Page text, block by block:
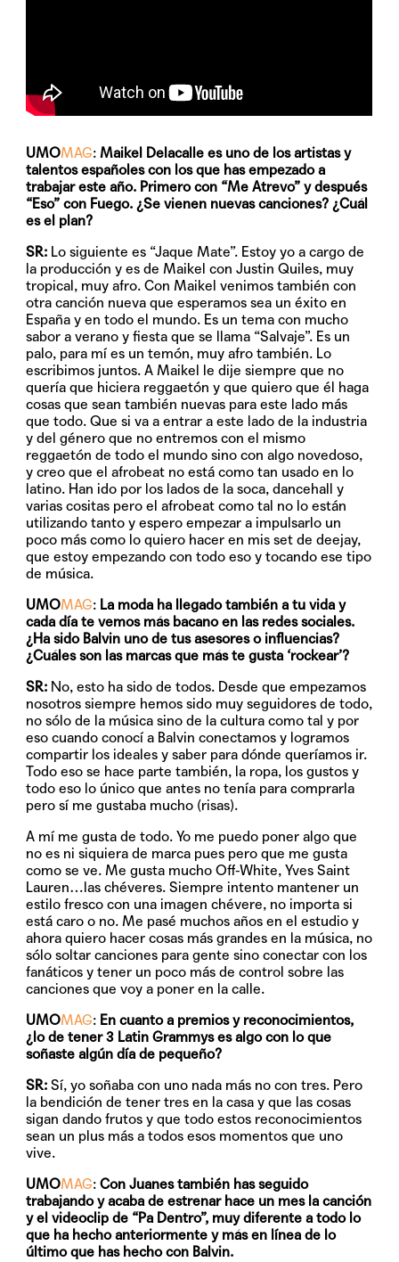
UMOMAG: Maikel Delacalle es uno de los artistas y
talentos españoles con los que has empezado a
trabajar este año. Primero con “Me Atrevo” y después
“Eso” con Fuego. ¿Se vienen nuevas canciones? ¿Cuál
es el plan?
SR: Lo siguiente es “Jaque Mate”. Estoy yo a cargo de
la producción y es de Maikel con Justin Quiles, muy
tropical, muy afro. Con Maikel venimos también con
otra canción nueva que esperamos sea un éxito en
España y en todo el mundo. Es un tema con mucho
sabor a verano y fiesta que se llama “Salvaje”. Es un
palo, para mí es un temón, muy afro también. Lo
escribimos juntos. A Maikel le dije siempre que no
quería que hiciera reggaetón y que quiero que él haga
cosas que sean también nuevas para este lado más
que todo. Que si va a entrar a este lado de la industria
y del género que no entremos con el mismo
reggaetón de todo el mundo sino con algo novedoso,
y creo que el afrobeat no está como tan usado en lo
latino. Han ido por los lados de la soca, dancehall y
varias cositas pero el afrobeat como tal no lo están
utilizando tanto y espero empezar a impulsarlo un
poco más como lo quiero hacer en mis set de deejay,
que estoy empezando con todo eso y tocando ese tipo
de música.
UMOMAG: La moda ha llegado también a tu vida y
cada día te vemos más bacano en las redes sociales.
¿Ha sido Balvin uno de tus asesores o influencias?
¿Cuáles son las marcas que más te gusta ‘rockear’?
SR: No, esto ha sido de todos. Desde que empezamos
nosotros siempre hemos sido muy seguidores de todo,
no sólo de la música sino de la cultura como tal y por
eso cuando conocí a Balvin conectamos y logramos
compartir los ideales y saber para dónde queríamos ir.
Todo eso se hace parte también, la ropa, los gustos y
todo eso lo único que antes no tenía para comprarla
pero sí me gustaba mucho (risas).
A mí me gusta de todo. Yo me puedo poner algo que
no es ni siquiera de marca pues pero que me gusta
como se ve. Me gusta mucho Off-White, Yves Saint
Lauren…las chéveres. Siempre intento mantener un
estilo fresco con una imagen chévere, no importa si
está caro o no. Me pasé muchos años en el estudio y
ahora quiero hacer cosas más grandes en la música, no
sólo soltar canciones para gente sino conectar con los
fanáticos y tener un poco más de control sobre las
canciones que voy a poner en la calle.
UMOMAG: En cuanto a premios y reconocimientos,
¿lo de tener 3 Latin Grammys es algo con lo que
soñaste algún día de pequeño?
SR: Sí, yo soñaba con uno nada más no con tres. Pero
la bendición de tener tres en la casa y que las cosas
sigan dando frutos y que todo estos reconocimientos
sean un plus más a todos esos momentos que uno
vive.
UMOMAG:Con Juanes también has seguido
trabajando y acaba de estrenar hace un mes la canción
y el videoclip de “Pa Dentro”, muy diferente a todo lo
que ha hecho anteriormente y más en línea de lo
último que has hecho con Balvin.